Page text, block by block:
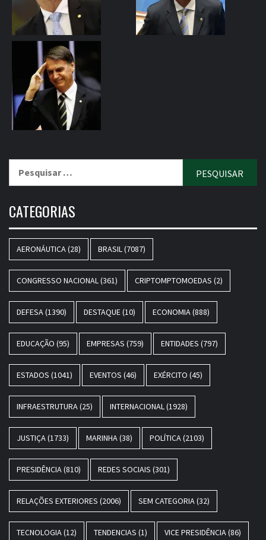
por:
CATEGORIAS
AERONÁUTICA(28) BRASIL(7087)
CONGRESSO NACIONAL(361) CRIPTOMPTOMOEDAS (2)
DEFESA(1390) DESTAQUE(10) ECONOMIA(888)
EDUCAÇÃO (95) EMPRESAS (759) ENTIDADES (797)
ESTADOS (1041) EVENTOS (46) EXÉRCITO (45)
INFRAESTRUTURA(25) INTERNACIONAL(1928)
JUSTIÇA(1733) MARINHA(38) POLÍTICA(2103)
PRESIDÊNCIA(810) REDES SOCIAIS (301)
RELAÇÕES EXTERIORES (2006) SEM CATEGORIA(32)
TECNOLOGIA(12) TENDENCIAS (1) VICE PRESIDÊNCIA(86)